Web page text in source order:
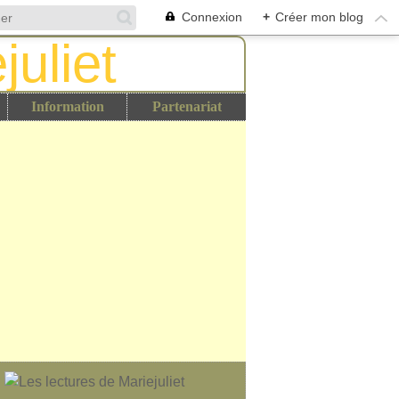
Connexion + Créer mon blog
Information Partenariat